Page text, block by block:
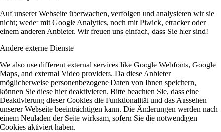
Auf unserer Webseite überwachen, verfolgen und analysieren wir sie
nicht; weder mit Google Analytics, noch mit Piwick, etracker oder
einem anderen Anbieter. Wir freuen uns einfach, dass Sie hier sind!
Andere externe Dienste
We also use different external services like Google Webfonts, Google
Maps, and external Video providers. Da diese Anbieter
möglicherweise personenbezogene Daten von Ihnen speichern,
können Sie diese hier deaktivieren. Bitte beachten Sie, dass eine
Deaktivierung dieser Cookies die Funktionalität und das Aussehen
unserer Webseite beeinträchtigen kann. Die Änderungen werden nach
einem Neuladen der Seite wirksam, sofern Sie die notwendigen
Cookies aktiviert haben.